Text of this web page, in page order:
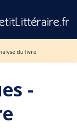
du livre
-